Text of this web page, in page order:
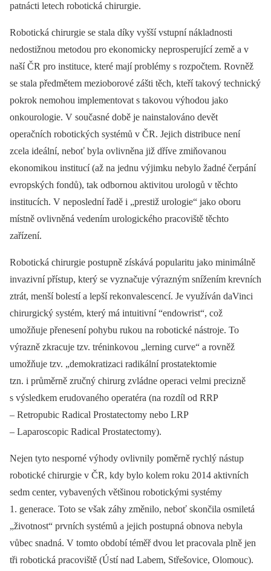
patnácti letech robotická chirurgie.
Robotická chirurgie se stala díky vyšší vstupní nákladnosti
nedostižnou metodou pro ekonomicky neprosperující země a v
naší ČR pro instituce, které mají problémy s rozpočtem. Rovněž
se stala předmětem mezioborové zášti těch, kteří takový technický
pokrok nemohou implementovat s takovou výhodou jako
onkourologie. V současné době je nainstalováno devět
operačních robotických systémů v ČR. Jejich distribuce není
zcela ideální, neboť byla ovlivněna již dříve zmiňovanou
ekonomikou institucí (až na jednu výjimku nebylo žadné čerpání
evropských fondů), tak odbornou aktivitou urologů v těchto
institucích. V neposlední řadě i „prestiž urologie“ jako oboru
místně ovlivněná vedením urologického pracoviště těchto
zařízení.
Robotická chirurgie postupně získává popularitu jako minimálně
invazivní přístup, který se vyznačuje výrazným snížením krevních
ztrát, menší bolestí a lepší rekonvalescencí. Je využíván daVinci
chirurgický systém, který má intuitivní “endowrist“, což
umožňuje přenesení pohybu rukou na robotické nástroje. To
výrazně zkracuje tzv. tréninkovou „lerning curve“ a rovněž
umožňuje tzv. „demokratizaci radikální prostatektomie
tzn. i průměrně zručný chirurg zvládne operaci velmi precizně
s výsledkem erudovaného operatéra (na rozdíl od RRP
–⁠ Retropubic Radical Prostatectomy nebo LRP
–⁠ Laparoscopic Radical Prostatectomy).
Nejen tyto nesporné výhody ovlivnily poměrně rychlý nástup
robotické chirurgie v ČR, kdy bylo kolem roku 2014 aktivních
sedm center, vybavených většinou robotickými systémy
1. generace. Toto se však záhy změnilo, neboť skončila osmiletá
„životnost“ prvních systémů a jejich postupná obnova nebyla
vůbec snadná. V tomto období téměř dvou let pracovala plně jen
tři robotická pracoviště (Ústí nad Labem, Střešovice, Olomouc).